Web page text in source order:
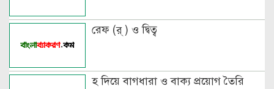
পুরুষ বা স্ত্রীবাচক শব্দ যোগে লিঙ্গ
পরিবর্তনের উদাহরণ
পৃথক শব্দ দ্বারা স্ত্রীলিঙ্গে পরিবর্তনের
রেফ (র্ ) ও দ্বিত্ব
হ দিয়ে বাগধারা ও বাক্য প্রয়োগ তৈরি